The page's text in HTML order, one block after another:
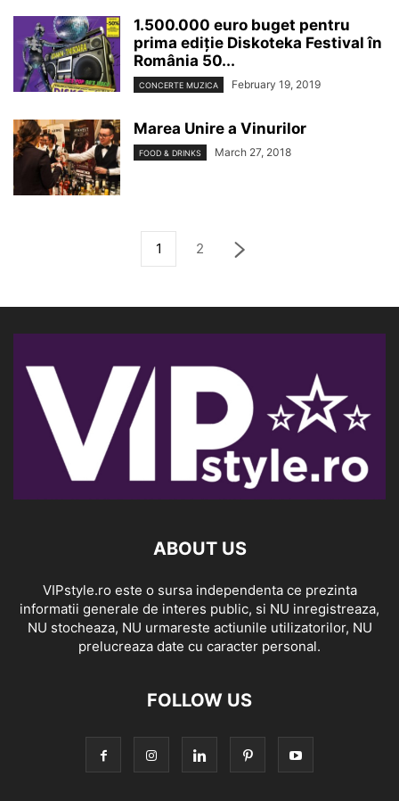
1.500.000 euro buget pentru
prima ediție Diskoteka Festival în
România 50...
CONCERTE MUZICA February 19, 2019
Marea Unire a Vinurilor
FOOD & DRINKS March 27, 2018
1 2
ABOUT US
VIPstyle.ro este o sursa independenta ce prezinta
informatii generale de interes public, si NU inregistreaza,
NU stocheaza, NU urmareste actiunile utilizatorilor, NU
prelucreaza date cu caracter personal.
FOLLOW US